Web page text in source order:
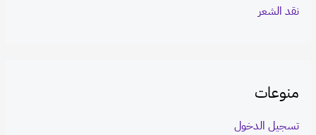
نقد الشعر
منوعات
تسجيل الدخول